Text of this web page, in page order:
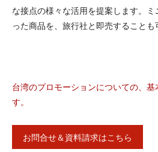
な接点の様々な活用を提案します。
った商品を、旅行社と即売することも
台湾のプロモーションについての、
す。
お問合せ＆資料請求はこちら